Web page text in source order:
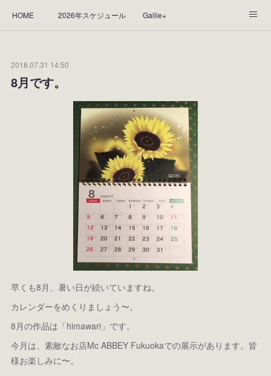
HOME 2026年スケジュール Gallie+
“Kasane Style Art”って？ Yorie's Tapestry Yorie's Goods
作品のレンタルについて 2025年足跡
2023*足跡 2022年の足あと
2020年あしあと 2019年足あと
2018.07.31 14:50
8月です。
早くも8月、暑い日が続いていますね。
カレンダーをめくりましょう〜。
8月の作品は「himawari」です。
今月は、素敵なお店Mc ABBEY Fukuokaでの展示があります。皆
様お楽しみに〜。